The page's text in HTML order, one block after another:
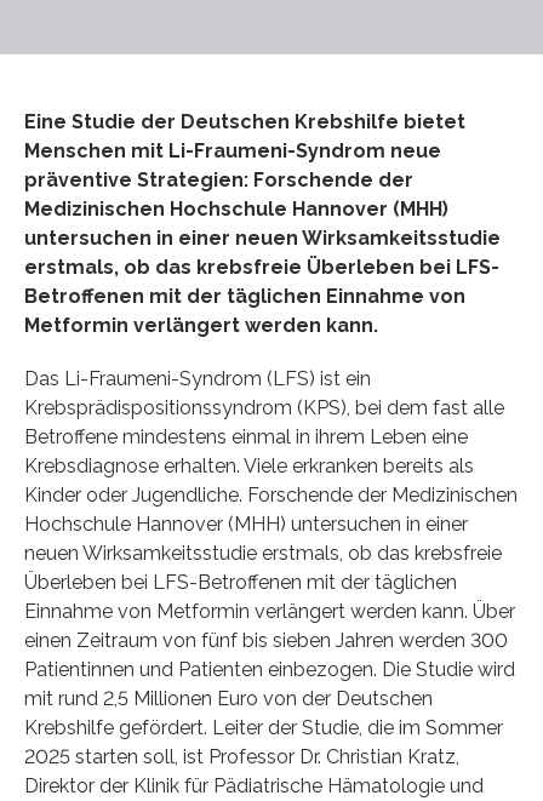
Eine Studie der Deutschen Krebshilfe bietet
Menschen mit Li-Fraumeni-Syndrom neue
präventive Strategien: Forschende der
Medizinischen Hochschule Hannover (MHH)
untersuchen in einer neuen Wirksamkeitsstudie
erstmals, ob das krebsfreie Überleben bei LFS-
Betroffenen mit der täglichen Einnahme von
Metformin verlängert werden kann.
Das Li-Fraumeni-Syndrom (LFS) ist ein
Krebsprädispositionssyndrom (KPS), bei dem fast alle
Betroffene mindestens einmal in ihrem Leben eine
Krebsdiagnose erhalten. Viele erkranken bereits als
Kinder oder Jugendliche. Forschende der Medizinischen
Hochschule Hannover (MHH) untersuchen in einer
neuen Wirksamkeitsstudie erstmals, ob das krebsfreie
Überleben bei LFS-Betroffenen mit der täglichen
Einnahme von Metformin verlängert werden kann. Über
einen Zeitraum von fünf bis sieben Jahren werden 300
Patientinnen und Patienten einbezogen. Die Studie wird
mit rund 2,5 Millionen Euro von der Deutschen
Krebshilfe gefördert. Leiter der Studie, die im Sommer
2025 starten soll, ist Professor Dr. Christian Kratz,
Direktor der Klinik für Pädiatrische Hämatologie und